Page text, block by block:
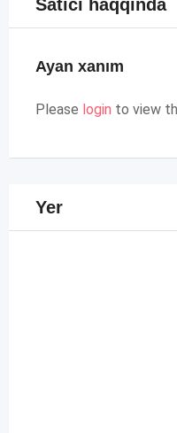
Satıcı haqqında
Ayan xanım
Please login to view
Yer